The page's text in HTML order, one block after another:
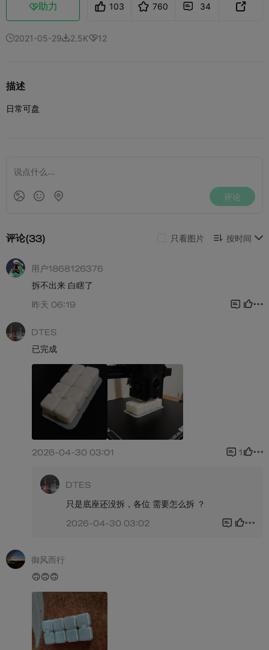
助力 103 760  34 
2021-05-292.5K12
描述
日常可盘